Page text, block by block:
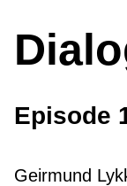
Episode
Geirmund